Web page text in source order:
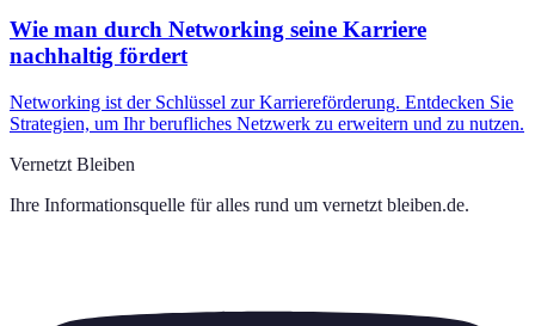
Wie man durch Networking seine Karriere
nachhaltig fördert
Networking ist der Schlüssel zur Karriereförderung. Entdecken Sie
Strategien, um Ihr berufliches Netzwerk zu erweitern und zu nutzen.
Vernetzt Bleiben
Ihre Informationsquelle für alles rund um vernetzt bleiben.de.